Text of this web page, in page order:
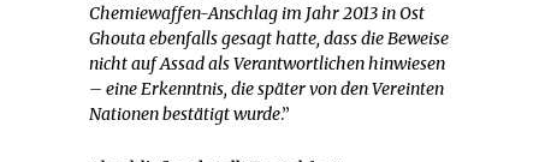
Chemiewaffen-Anschlag im Jahr 2013 in Ost
Ghouta ebenfalls gesagt hatte, dass die Beweise
nicht auf Assad als Verantwortlichen hinwiesen
– eine Erkenntnis, die später von den Vereinten
Nationen bestätigt wurde.”